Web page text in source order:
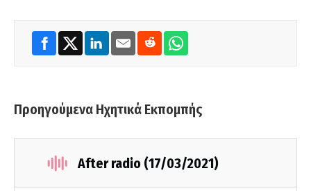
Προηγούμενα Ηχητικά Εκπομπής
After radio (17/03/2021)